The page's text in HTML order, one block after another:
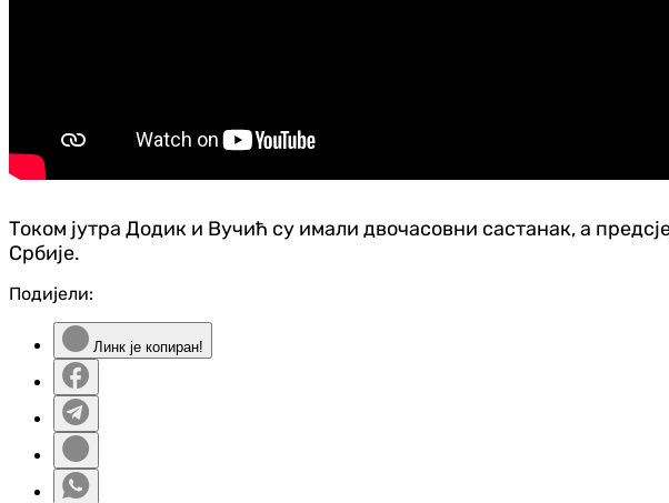
Током јутра Додик и Вучић су имали двочасовни састанак, а
Србије.
Подијели:
Линк је копиран!